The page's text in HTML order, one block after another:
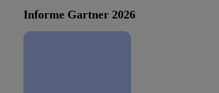
Informe Gartner 2026